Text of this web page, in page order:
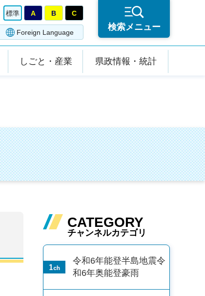
標準 A B C
Foreign Language
検索メニュー
しごと・産業 県政情報・統計
CATEGORY
チャンネルカテゴリ
令和6年能登半島地震令
和6年奥能登豪雨